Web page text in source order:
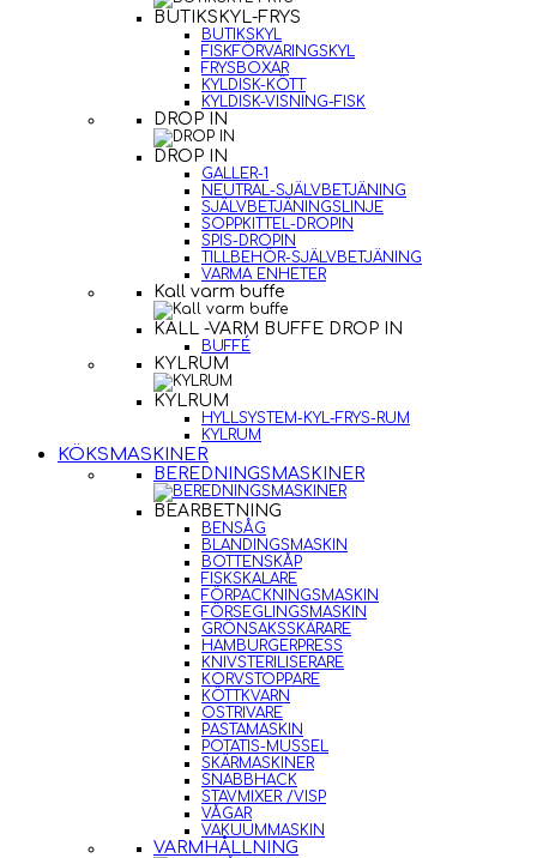
BUTIKSKYL-FRYS
BUTIKSKYL
FISKFÖRVARINGSKYL
FRYSBOXAR
KYLDISK-KÖTT
KYLDISK-VISNING-FISK
DROP IN
DROP IN
GALLER-1
NEUTRAL-SJÄLVBETJÄNING
SJÄLVBETJÄNINGSLINJE
SOPPKITTEL-DROPIN
SPIS-DROPIN
TILLBEHÖR-SJÄLVBETJÄNING
VARMA ENHETER
Kall varm buffe
KALL -VARM BUFFE DROP IN
BUFFÉ
KYLRUM
KYLRUM
HYLLSYSTEM-KYL-FRYS-RUM
KYLRUM
KÖKSMASKINER
BEREDNINGSMASKINER
BEARBETNING
BENSÅG
BLANDINGSMASKIN
BOTTENSKÅP
FISKSKALARE
FÖRPACKNINGSMASKIN
FÖRSEGLINGSMASKIN
GRÖNSAKSSKÄRARE
HAMBURGERPRESS
KNIVSTERILISERARE
KORVSTOPPARE
KÖTTKVARN
OSTRIVARE
PASTAMASKIN
POTATIS-MUSSEL
SKÄRMASKINER
SNABBHACK
STAVMIXER /VISP
VÅGAR
VAKUUMMASKIN
VARMHÅLLNING